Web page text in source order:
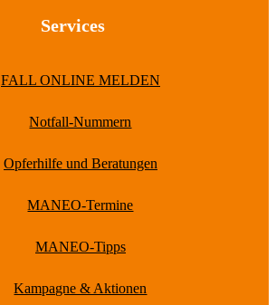
Services
FALL ONLINE MELDEN
Notfall-Nummern
Opferhilfe und Beratungen
MANEO-Termine
MANEO-Tipps
Kampagne & Aktionen